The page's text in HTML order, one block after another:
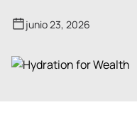
junio 23, 2026